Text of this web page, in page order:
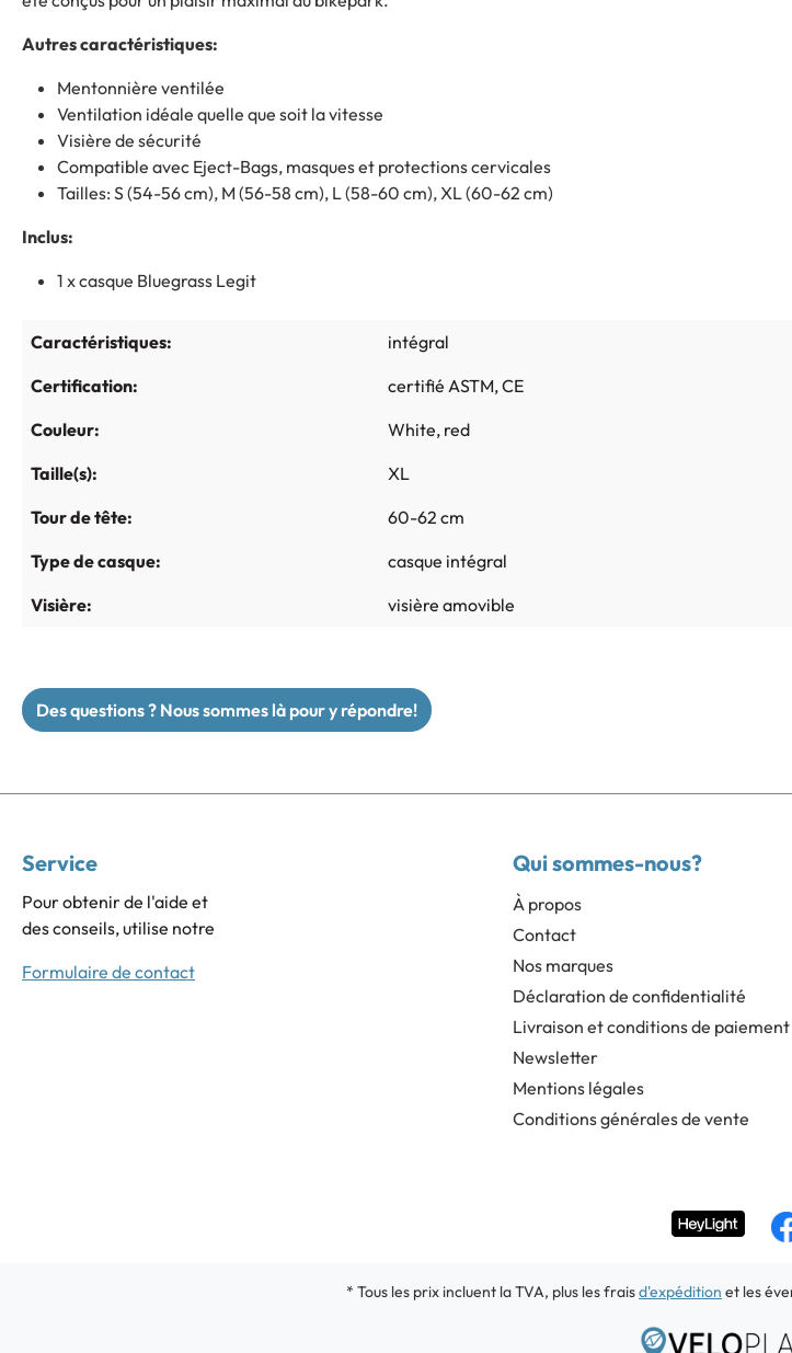
Autres caractéristiques:
Mentonnière ventilée
Ventilation idéale quelle que soit la vitesse
Visière de sécurité
Compatible avec Eject-Bags, masques et protections cervicales
Tailles: S (54-56 cm), M (56-58 cm), L (58-60 cm), XL (60-62 cm)
Inclus:
1 x casque Bluegrass Legit
Caractéristiques:
intégral
Certification:
certifié ASTM, CE
Couleur:
White, red
Taille(s):
XL
Tour de tête:
60-62 cm
Type de casque:
casque intégral
Visière:
visière amovible
Des questions ? Nous sommes là pour y répondre!
Service
Pour obtenir de l'aide et
des conseils, utilise notre
Formulaire de contact
Qui sommes-nous?
À propos
Contact
Nos marques
Déclaration de confidentialité
Livraison et conditions de paiement
Newsletter
Mentions légales
Conditions générales de vente
* Tous les prix incluent la TVA, plus les fraisd'expédition et les